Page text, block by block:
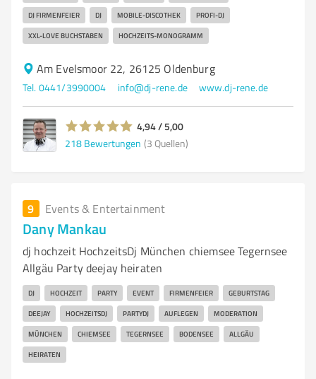
DJ FIRMENFEIER DJ MOBILE-DISCOTHEK PROFI-DJ
XXL-LOVE BUCHSTABEN HOCHZEITS-MONOGRAMM
Am Evelsmoor 22, 26125 Oldenburg
Tel. 0441/3990004 info@dj-rene.de www.dj-rene.de
4,94 / 5,00
218 Bewertungen (3 Quellen)
9 Events & Entertainment
Dany Mankau
dj hochzeit HochzeitsDj München chiemsee Tegernsee
Allgäu Party deejay heiraten
DJ HOCHZEIT PARTY EVENT FIRMENFEIER GEBURTSTAG
DEEJAY HOCHZEITSDJ PARTYDJ AUFLEGEN MODERATION
MÜNCHEN CHIEMSEE TEGERNSEE BODENSEE ALLGÄU
HEIRATEN